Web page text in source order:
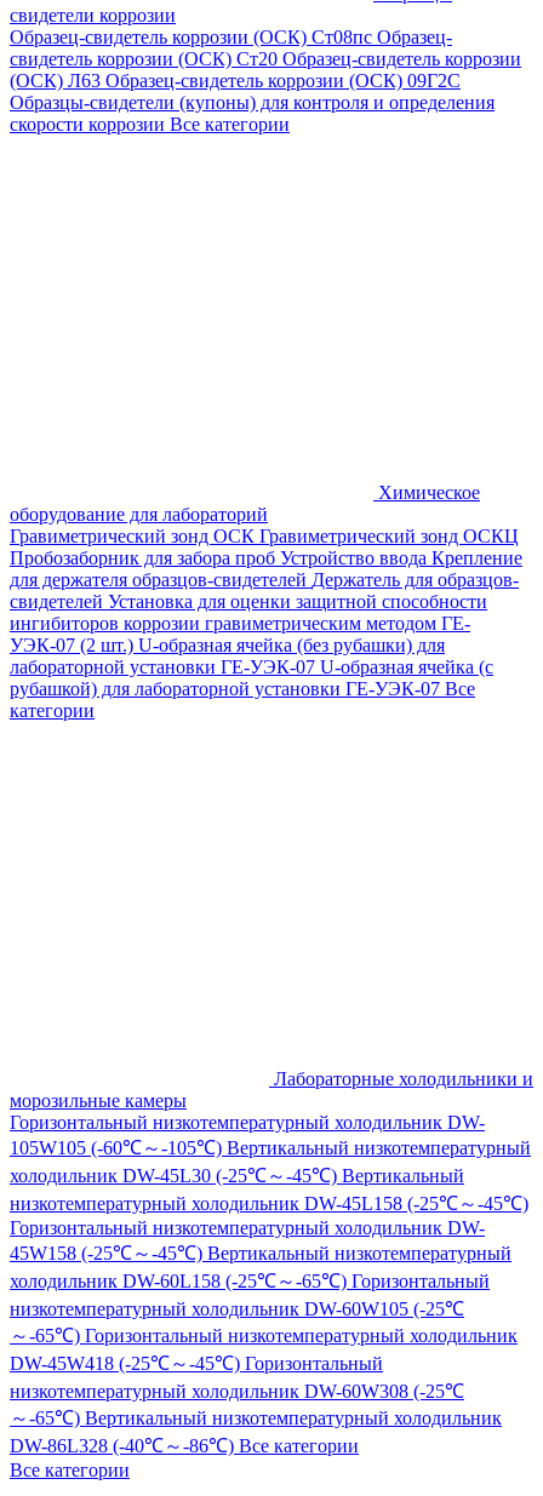
свидетели коррозии
Образец-свидетель коррозии (ОСК) Ст08пс Образец-
свидетель коррозии (ОСК) Ст20 Образец-свидетель коррозии
(ОСК) Л63 Образец-свидетель коррозии (ОСК) 09Г2С
Образцы-свидетели (купоны) для контроля и определения
скорости коррозии Все категории
Химическое
оборудование для лабораторий
Гравиметрический зонд ОСК Гравиметрический зонд ОСКЦ
Пробозаборник для забора проб Устройство ввода Крепление
для держателя образцов-свидетелей Держатель для образцов-
свидетелей Установка для оценки защитной способности
ингибиторов коррозии гравиметрическим методом ГЕ-
УЭК-07 (2 шт.) U-образная ячейка (без рубашки) для
лабораторной установки ГЕ-УЭК-07 U-образная ячейка (с
рубашкой) для лабораторной установки ГЕ-УЭК-07 Все
категории
Лабораторные холодильники и
морозильные камеры
Горизонтальный низкотемпературный холодильник DW-
105W105 (-60℃～-105℃) Вертикальный низкотемпературный
холодильник DW-45L30 (-25℃～-45℃) Вертикальный
низкотемпературный холодильник DW-45L158 (-25℃～-45℃)
Горизонтальный низкотемпературный холодильник DW-
45W158 (-25℃～-45℃) Вертикальный низкотемпературный
холодильник DW-60L158 (-25℃～-65℃) Горизонтальный
низкотемпературный холодильник DW-60W105 (-25℃
～-65℃) Горизонтальный низкотемпературный холодильник
DW-45W418 (-25℃～-45℃) Горизонтальный
низкотемпературный холодильник DW-60W308 (-25℃
～-65℃) Вертикальный низкотемпературный холодильник
DW-86L328 (-40℃～-86℃) Все категории
Все категории